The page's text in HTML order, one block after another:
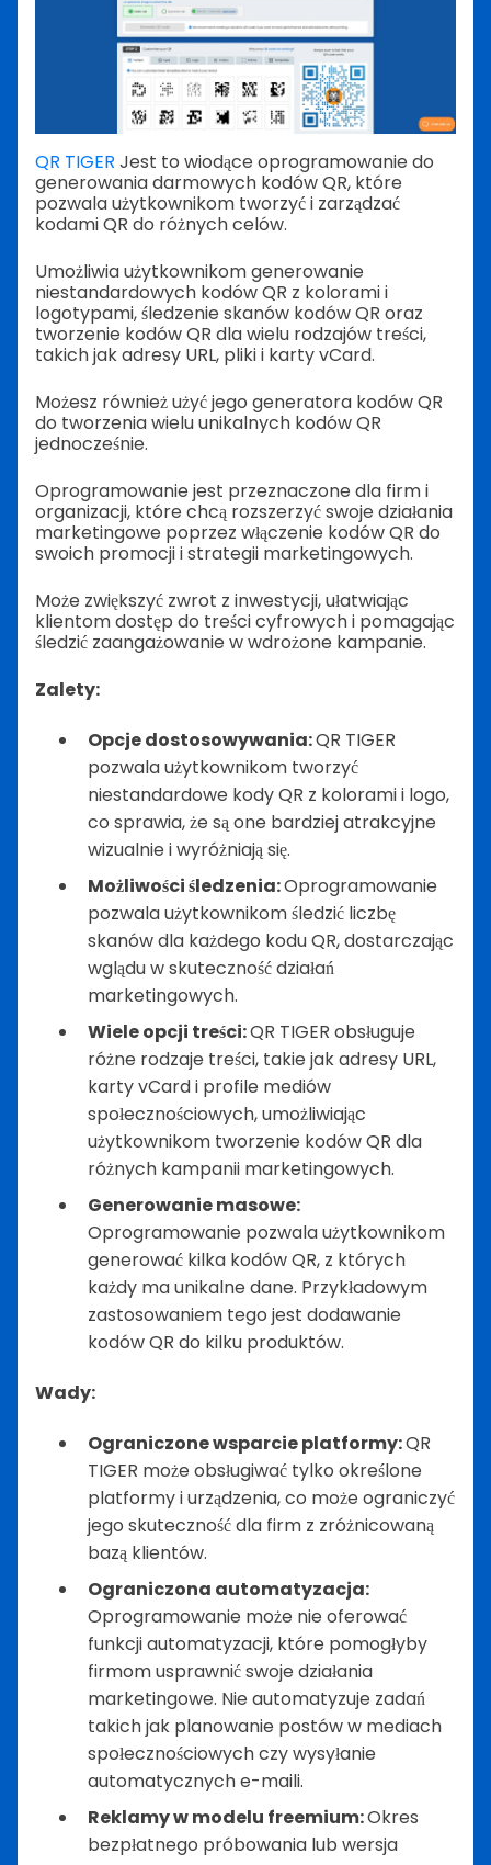
QR TIGER Jest to wiodące oprogramowanie do
generowania darmowych kodów QR, które
pozwala użytkownikom tworzyć i zarządzać
kodami QR do różnych celów.
Umożliwia użytkownikom generowanie
niestandardowych kodów QR z kolorami i
logotypami, śledzenie skanów kodów QR oraz
tworzenie kodów QR dla wielu rodzajów treści,
takich jak adresy URL, pliki i karty vCard.
Możesz również użyć jego generatora kodów QR
do tworzenia wielu unikalnych kodów QR
jednocześnie.
Oprogramowanie jest przeznaczone dla firm i
organizacji, które chcą rozszerzyć swoje działania
marketingowe poprzez włączenie kodów QR do
swoich promocji i strategii marketingowych.
Może zwiększyć zwrot z inwestycji, ułatwiając
klientom dostęp do treści cyfrowych i pomagając
śledzić zaangażowanie w wdrożone kampanie.
Zalety:
Opcje dostosowywania:QR TIGER
pozwala użytkownikom tworzyć
niestandardowe kody QR z kolorami i logo,
co sprawia, że są one bardziej atrakcyjne
wizualnie i wyróżniają się.
Możliwości śledzenia:Oprogramowanie
pozwala użytkownikom śledzić liczbę
skanów dla każdego kodu QR, dostarczając
wglądu w skuteczność działań
marketingowych.
Wiele opcji treści:QR TIGER obsługuje
różne rodzaje treści, takie jak adresy URL,
karty vCard i profile mediów
społecznościowych, umożliwiając
użytkownikom tworzenie kodów QR dla
różnych kampanii marketingowych.
Generowanie masowe:
Oprogramowanie pozwala użytkownikom
generować kilka kodów QR, z których
każdy ma unikalne dane. Przykładowym
zastosowaniem tego jest dodawanie
kodów QR do kilku produktów.
Wady:
Ograniczone wsparcie platformy:QR
TIGER może obsługiwać tylko określone
platformy i urządzenia, co może ograniczyć
jego skuteczność dla firm z zróżnicowaną
bazą klientów.
Ograniczona automatyzacja:
Oprogramowanie może nie oferować
funkcji automatyzacji, które pomogłyby
firmom usprawnić swoje działania
marketingowe. Nie automatyzuje zadań
takich jak planowanie postów w mediach
społecznościowych czy wysyłanie
automatycznych e-maili.
Reklamy w modelu freemium:Okres
bezpłatnego próbowania lub wersja